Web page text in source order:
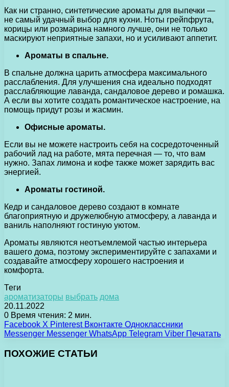
Как ни странно, синтетические ароматы для выпечки —
не самый удачный выбор для кухни. Ноты грейпфрута,
корицы или розмарина намного лучше, они не только
маскируют неприятные запахи, но и усиливают аппетит.
Ароматы в спальне.
В спальне должна царить атмосфера максимального
расслабления. Для улучшения сна идеально подходят
расслабляющие лаванда, сандаловое дерево и ромашка.
А если вы хотите создать романтическое настроение, на
помощь придут розы и жасмин.
Офисные ароматы.
Если вы не можете настроить себя на сосредоточенный
рабочий лад на работе, мята перечная — то, что вам
нужно. Запах лимона и кофе также может зарядить вас
энергией.
Ароматы гостиной.
Кедр и сандаловое дерево создают в комнате
благоприятную и дружелюбную атмосферу, а лаванда и
ваниль наполняют гостиную уютом.
Ароматы являются неотъемлемой частью интерьера
вашего дома, поэтому экспериментируйте с запахами и
создавайте атмосферу хорошего настроения и
комфорта.
Теги
ароматизаторы выбрать дома
20.11.2022
0 Время чтения: 2 мин.
Facebook X Pinterest Вконтакте Одноклассники
Messenger Messenger WhatsApp Telegram Viber Печатать
ПОХОЖИЕ СТАТЬИ